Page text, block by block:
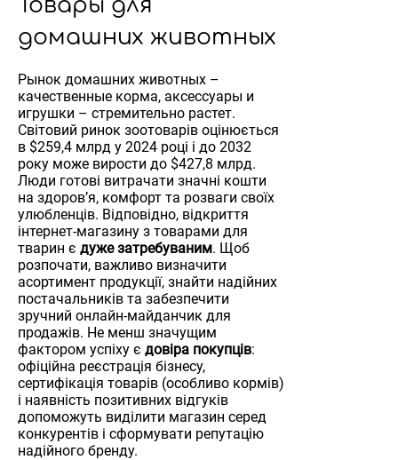
Товары для
домашних животных
Рынок домашних животных –
качественные корма, аксессуары и
игрушки – стремительно растет.
Світовий ринок зоотоварів оцінюється
в $259,4 млрд у 2024 році і до 2032
року може вирости до $427,8 млрд.
Люди готові витрачати значні кошти
на здоров’я, комфорт та розваги своїх
улюбленців. Відповідно, відкриття
інтернет-магазину з товарами для
тварин є дуже затребуваним. Щоб
розпочати, важливо визначити
асортимент продукції, знайти надійних
постачальників та забезпечити
зручний онлайн-майданчик для
продажів. Не менш значущим
фактором успіху є довіра покупців:
офіційна реєстрація бізнесу,
сертифікація товарів (особливо кормів)
і наявність позитивних відгуків
допоможуть виділити магазин серед
конкурентів і сформувати репутацію
надійного бренду.